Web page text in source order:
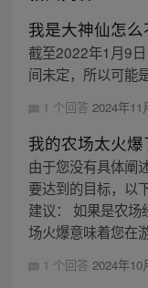
我是大神仙怎么
截至2022年1月9
间未定，所以可能
1 个回答 2024年11
我的农场太火爆
由于您没有具体阐
要达到的目标，以
建议： 如果是农
场火爆意味着您在
1 个回答 2024年10